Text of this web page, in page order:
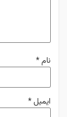
نام*
ایمیل*